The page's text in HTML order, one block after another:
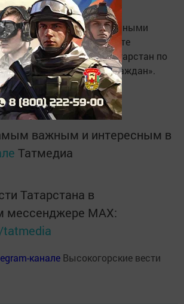
вопросами и актуальными
ознакомиться на сайте
комитета Республики Татарстан по
«Обращения и прием граждан».
важным и интересным в
Татмедиа
Татарстана в
мессенджере MАХ:
канале Высокогорские вести